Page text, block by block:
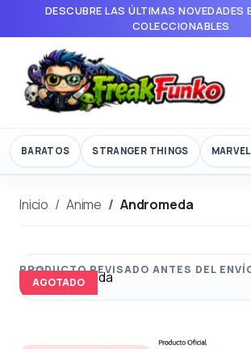
DESCUBRE LAS ÚLTIMAS NOVEDADES
COLECCIONABLES
BARATOS STRANGER THINGS MARVEL
Inicio Anime Andromeda
AGOTADO